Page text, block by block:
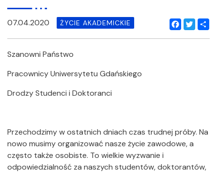
Facebook
Twitter
07.04.2020 ŻYCIE AKADEMICKIE
Szanowni Państwo
Pracownicy Uniwersytetu Gdańskiego
Drodzy Studenci i Doktoranci
Przechodzimy w ostatnich dniach czas trudnej próby. Na
nowo musimy organizować nasze życie zawodowe, a
często także osobiste. To wielkie wyzwanie i
odpowiedzialność za naszych studentów, doktorantów,